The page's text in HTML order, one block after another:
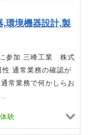
,環境機器設計,製
参加 三峰工業 株式
通常業務の確認が
常業務で何かしらお
験